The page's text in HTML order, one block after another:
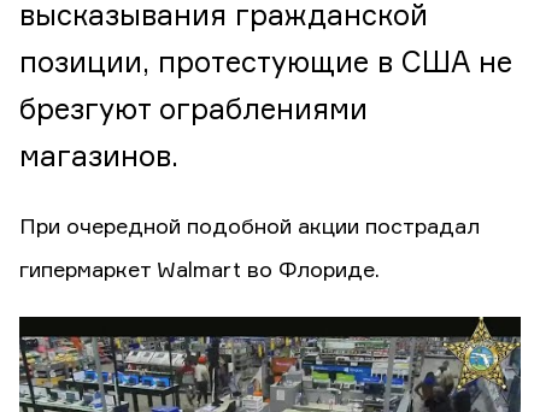
высказывания гражданской
позиции, протестующие в США не
брезгуют ограблениями
магазинов.
При очередной подобной акции пострадал
гипермаркет Walmart во Флориде.